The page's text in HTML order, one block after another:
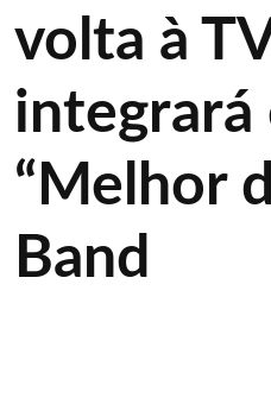
volta à
integrará
“Melhor
Band